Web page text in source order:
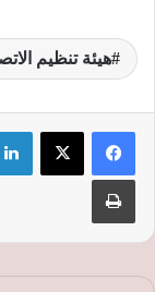
هيئة تنظيم